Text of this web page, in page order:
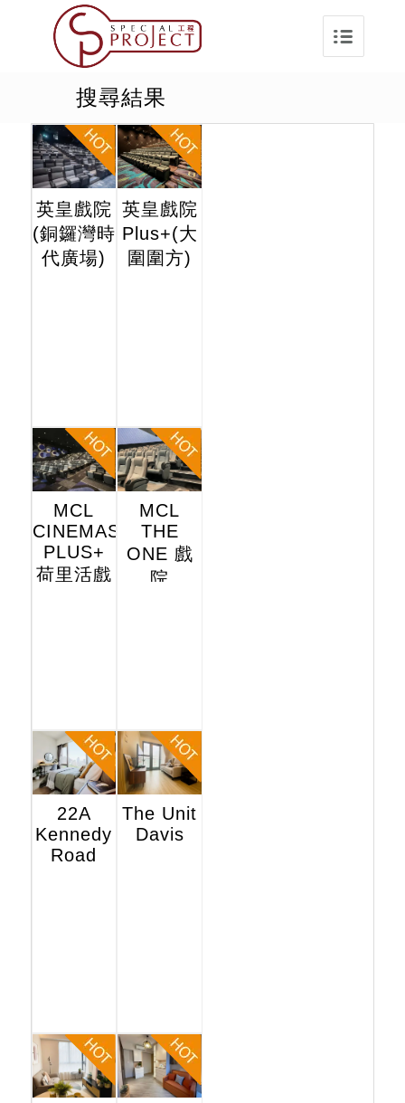
搜尋結果
英皇戲院
(銅鑼灣時
代廣場)
英皇戲院
Plus+(大
圍圍方)
MCL
CINEMAS
PLUS+
荷里活戲
MCL
THE
ONE 戲
院
22A
Kennedy
Road
The Unit
Davis